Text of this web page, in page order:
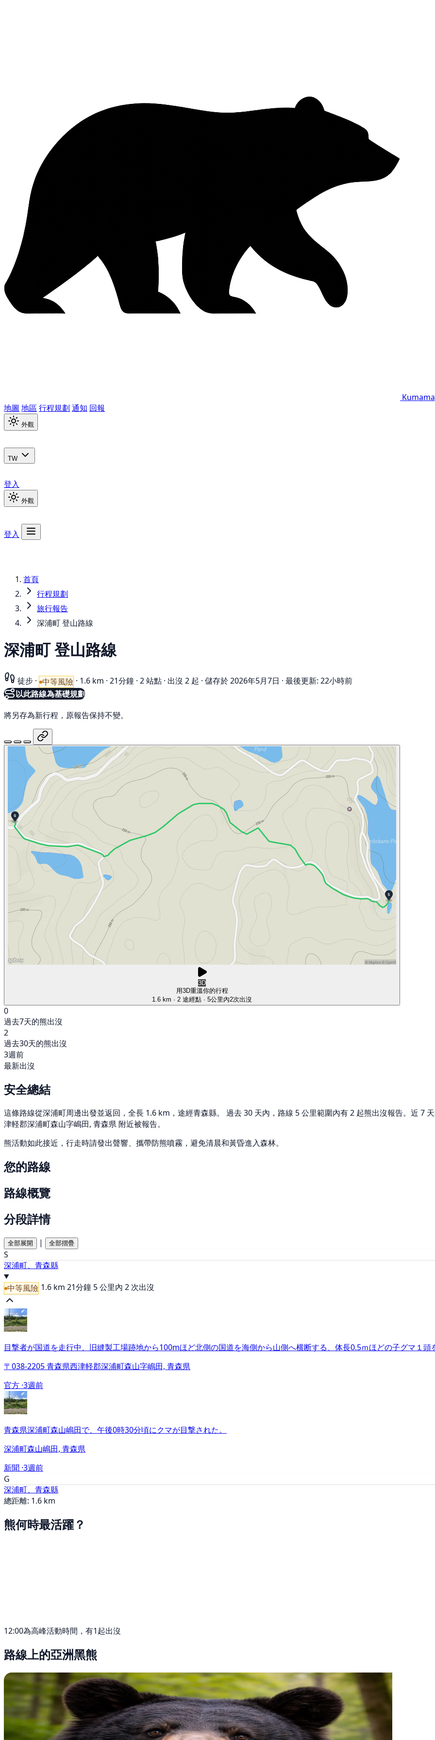
地圖 地區 行程規劃 通知 回報
外觀
TW
登入
外觀
登入
首頁
行程規劃
旅行報告
深浦町 登山路線
深浦町 登山路線
徒步 · 中等風險 · 1.6 km · 21分鐘 · 2 站點 · 出沒 2 起 · 儲存於 2026年5月7日 · 最後更新: 22小時前
以此路線為基礎規劃
將另存為新行程，原報告保持不變。
3D
用3D重溫你的行程
1.6 km · 2 途經點 · 5公里內2次出沒
0
過去7天的熊出沒
2
過去30天的熊出沒
3週前
最新出沒
安全總結
這條路線從深浦町周邊出發並返回，全長 1.6 km，途經青森縣。 過去 30 天內，路線 5 公里範圍內有 2 起熊出沒報告。近 7
津軽郡深浦町森山字嶋田, 青森県 附近被報告。
熊活動如此接近，行走時請發出聲響、攜帶防熊噴霧，避免清晨和黃昏進入森林。
您的路線
路線概覽
分段詳情
全部展開 | 全部摺疊
S
深浦町、青森縣
中等風險 1.6 km 21分鐘 5 公里內 2 次出沒
目撃者が国道を走行中、旧縫製工場跡地から100mほど北側の国道を海側から山側へ横断する、体長0.5ｍほどの子グマ１頭
〒038-2205 青森県西津軽郡深浦町森山字嶋田, 青森県
官方 ·3週前
青森県深浦町森山嶋田で、午後0時30分頃にクマが目撃された。
深浦町森山嶋田, 青森県
新聞 ·3週前
G
深浦町、青森縣
總距離: 1.6 km
熊何時最活躍？
12:00為高峰活動時間，有1起出沒
路線上的亞洲黑熊